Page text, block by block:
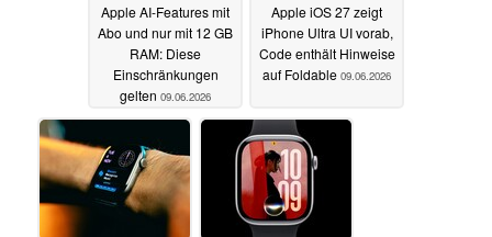
Apple AI-Features mit
Abo und nur mit 12 GB
RAM: Diese
Einschränkungen
gelten 09.06.2026
Apple iOS 27 zeigt
iPhone Ultra UI vorab,
Code enthält Hinweise
auf Foldable 09.06.2026